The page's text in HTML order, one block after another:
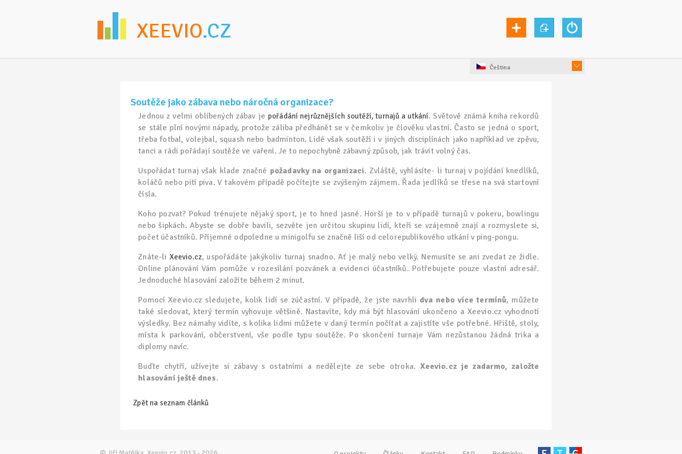
XEEVIO.CZ
Čeština
Soutěže jako zábava nebo náročná organizace?
Jednou z velmi oblíbených zábav je pořádání nejrůznějších soutěží, turnajů a utkání. Světově známá kniha rekordů
se stále plní novými nápady, protože záliba předhánět se v čemkoliv je člověku vlastní. Často se jedná o sport,
třeba fotbal, volejbal, squash nebo badminton. Lidé však soutěží i v jiných disciplínách jako například ve zpěvu,
tanci a rádi pořádají soutěže ve vaření. Je to nepochybně zábavný způsob, jak trávit volný čas.
Uspořádat turnaj však klade značné požadavky na organizaci. Zvláště, vyhlásíte- li turnaj v pojídání knedlíků,
koláčů nebo pití piva. V takovém případě počítejte se zvýšeným zájmem. Řada jedlíků se třese na svá startovní
čísla.
Koho pozvat? Pokud trénujete nějaký sport, je to hned jasné. Horší je to v případě turnajů v pokeru, bowlingu
nebo šipkách. Abyste se dobře bavili, sezvěte jen určitou skupinu lidí, kteří se vzájemně znají a rozmyslete si,
počet účastníků. Příjemné odpoledne u minigolfu se značně liší od celorepublikového utkání v ping-pongu.
Znáte-li Xeevio.cz, uspořádáte jakýkoliv turnaj snadno. Ať je malý nebo velký. Nemusíte se ani zvedat ze židle.
Online plánování Vám pomůže v rozesílání pozvánek a evidenci účastníků. Potřebujete pouze vlastní adresář.
Jednoduché hlasování založíte během 2 minut.
Pomocí Xeevio.cz sledujete, kolik lidí se zúčastní. V případě, že jste navrhli dva nebo více termínů, můžete
také sledovat, který termín vyhovuje většině. Nastavíte, kdy má být hlasování ukončeno a Xeevio.cz vyhodnotí
výsledky. Bez námahy vidíte, s kolika lidmi můžete v daný termín počítat a zajistíte vše potřebné. Hřiště, stoly,
místa k parkování, občerstvení, vše podle typu soutěže. Po skončení turnaje Vám nezůstanou žádná trika a
diplomy navíc.
Buďte chytří, užívejte si zábavy s ostatními a nedělejte ze sebe otroka. Xeevio.cz je zadarmo, založte
hlasování ještě dnes.
Zpět na seznam článků